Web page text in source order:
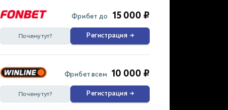
Фрибет до 15 000 ₽
Почему тут? Регистрация →
Фрибет всем 10 000 ₽
Почему тут? Регистрация →